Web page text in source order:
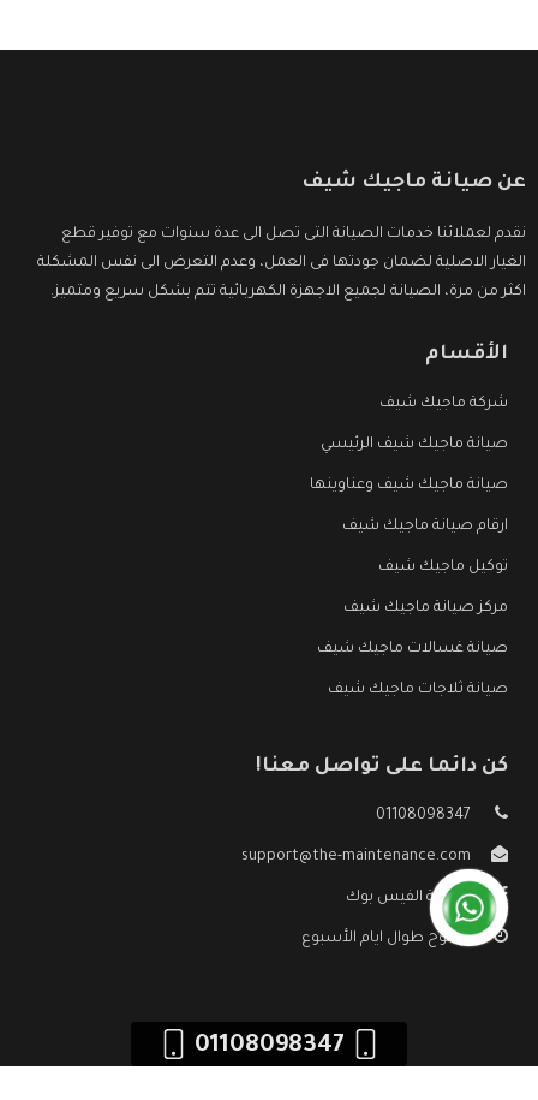
عن صيانة ماجيك شيف
نقدم لعملائنا خدمات الصيانة التى تصل الى عدة سنوات مع توفير قطع
الغيار الاصلية لضمان جودتها فى العمل، وعدم التعرض الى نفس المشكلة
اكثر من مرة، الصيانة لجميع الاجهزة الكهربائية تتم بشكل سريع ومتميز.
الأقسام
شركة ماجيك شيف
صيانة ماجيك شيف الرئيسي
صيانة ماجيك شيف وعناوينها
ارقام صيانة ماجيك شيف
توكيل ماجيك شيف
مركز صيانة ماجيك شيف
صيانة غسالات ماجيك شيف
صيانة ثلاجات ماجيك شيف
كن دائما على تواصل معنا!
01108098347
support@the-maintenance.com
صفحة الفيس بوك
مفتوح طوال ايام الأسبوع
01108098347